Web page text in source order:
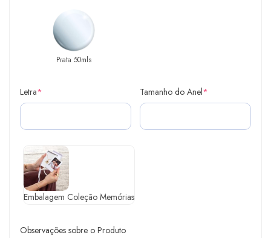
Prata 50mls
Letra* Tamanho do Anel*
Embalagem Coleção Memórias
Observações sobre o Produto